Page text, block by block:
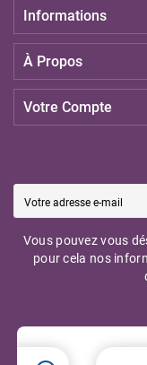
Informations
À Propos
Votre Compte
Vous pouvez vous
pour cela nos